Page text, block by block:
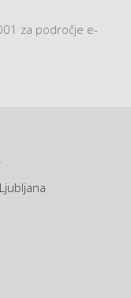
za področje e-